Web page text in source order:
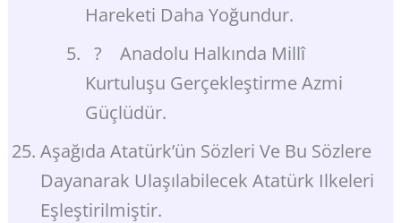
Hareketi Daha Yoğundur.
? Anadolu Halkında Millî
Kurtuluşu Gerçekleştirme Azmi
Güçlüdür.
Aşağıda Atatürk’ün Sözleri Ve Bu Sözlere
Dayanarak Ulaşılabilecek Atatürk Ilkeleri
Eşleştirilmiştir.